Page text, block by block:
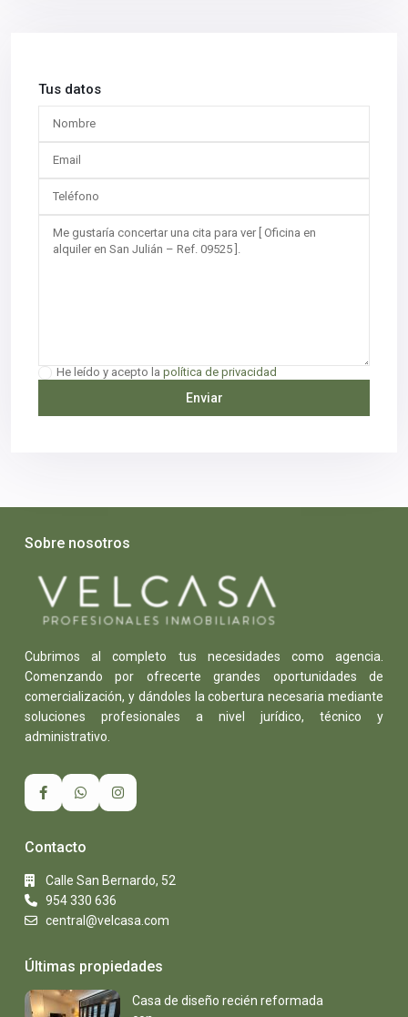
Tus datos
He leído y acepto la política de privacidad
Sobre nosotros
Cubrimos al completo tus necesidades como agencia.
Comenzando por ofrecerte grandes oportunidades de
comercialización, y dándoles la cobertura necesaria mediante
soluciones profesionales a nivel jurídico, técnico y
administrativo.
Contacto
Calle San Bernardo, 52
954 330 636
central@velcasa.com
Últimas propiedades
Casa de diseño recién reformada